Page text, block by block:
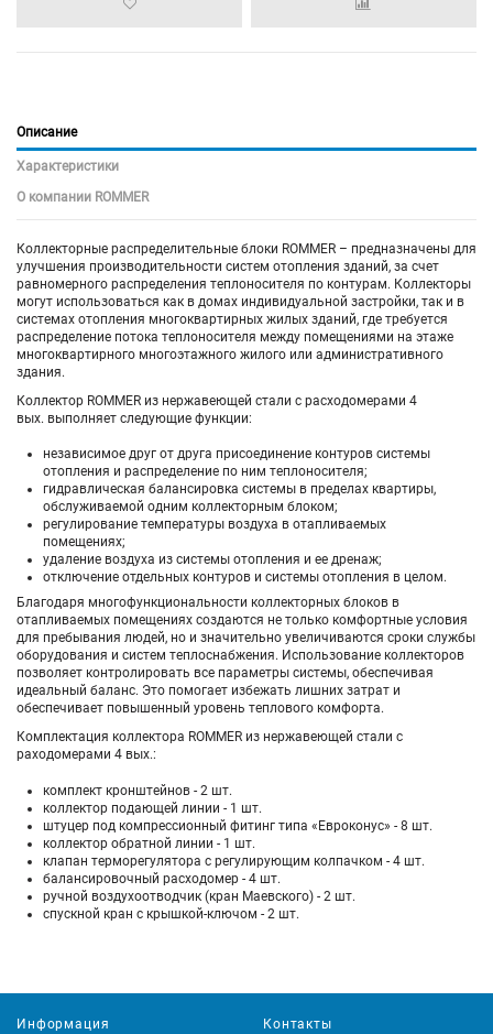
Описание
Характеристики
О компании ROMMER
Коллекторные распределительные блоки ROMMER – предназначены для
улучшения производительности систем отопления зданий, за счет
равномерного распределения теплоносителя по контурам. Коллекторы
могут использоваться как в домах индивидуальной застройки, так и в
системах отопления многоквартирных жилых зданий, где требуется
распределение потока теплоносителя между помещениями на этаже
многоквартирного многоэтажного жилого или административного
здания.
Коллектор ROMMER из нержавеющей стали с расходомерами 4
вых. выполняет следующие функции:
независимое друг от друга присоединение контуров системы
отопления и распределение по ним теплоносителя;
гидравлическая балансировка системы в пределах квартиры,
обслуживаемой одним коллекторным блоком;
регулирование температуры воздуха в отапливаемых
помещениях;
удаление воздуха из системы отопления и ее дренаж;
отключение отдельных контуров и системы отопления в целом.
Благодаря многофункциональности коллекторных блоков в
отапливаемых помещениях создаются не только комфортные условия
для пребывания людей, но и значительно увеличиваются сроки службы
оборудования и систем теплоснабжения. Использование коллекторов
позволяет контролировать все параметры системы, обеспечивая
идеальный баланс. Это помогает избежать лишних затрат и
обеспечивает повышенный уровень теплового комфорта.
Комплектация коллектора ROMMER из нержавеющей стали с
раходомерами 4 вых.:
комплект кронштейнов - 2 шт.
коллектор подающей линии - 1 шт.
штуцер под компрессионный фитинг типа «Евроконус» - 8 шт.
коллектор обратной линии - 1 шт.
клапан терморегулятора с регулирующим колпачком - 4 шт.
балансировочный расходомер - 4 шт.
ручной воздухоотводчик (кран Маевского) - 2 шт.
спускной кран с крышкой-ключом - 2 шт.
Информация Контакты